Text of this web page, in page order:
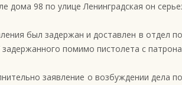
98 по улице Ленинградская он
был задержан и доставлен в отдел
помимо пистолета с
заявление о возбуждении дела